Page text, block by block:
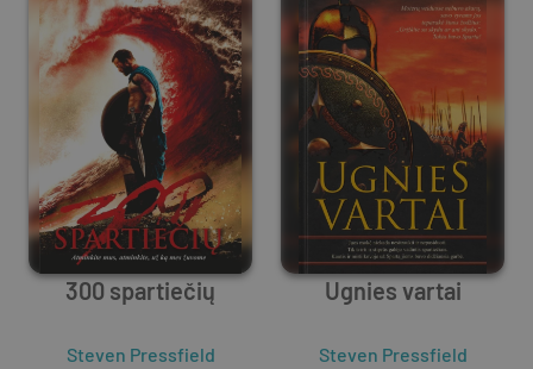
300 spartiečių
Steven Pressfield
Ugnies vartai
Steven Pressfield